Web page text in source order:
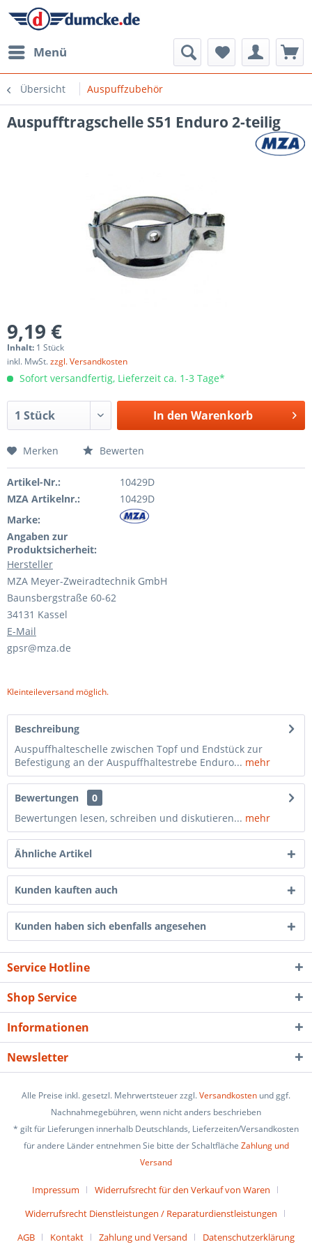
Menü
Übersicht Auspuffzubehör
Auspufftragschelle S51 Enduro 2-teilig
9,19 €
Inhalt: 1 Stück
inkl. MwSt.zzgl. Versandkosten
Sofort versandfertig, Lieferzeit ca. 1-3 Tage*
In den Warenkorb
Merken Bewerten
Artikel-Nr.:
10429D
MZA Artikelnr.:
10429D
Marke:
Angaben zur
Produktsicherheit:
Hersteller
MZA Meyer-Zweiradtechnik GmbH
Baunsbergstraße 60-62
34131 Kassel
E-Mail
gpsr@mza.de
Kleinteileversand möglich.
Beschreibung
Auspuffhalteschelle zwischen Topf und Endstück zur
Befestigung an der Auspuffhaltestrebe Enduro... mehr
Bewertungen
0
Bewertungen lesen, schreiben und diskutieren... mehr
Ähnliche Artikel
Kunden kauften auch
Kunden haben sich ebenfalls angesehen
Service Hotline
Shop Service
Informationen
Newsletter
Alle Preise inkl. gesetzl. Mehrwertsteuer zzgl.Versandkosten und ggf.
Nachnahmegebühren, wenn nicht anders beschrieben
* gilt für Lieferungen innerhalb Deutschlands, Lieferzeiten/Versandkosten
für andere Länder entnehmen Sie bitte der Schaltfläche Zahlung und
Versand
Impressum
Widerrufsrecht für den Verkauf von Waren
Widerrufsrecht Dienstleistungen / Reparaturdienstleistungen
AGB
Kontakt Zahlung und Versand Datenschutzerklärung